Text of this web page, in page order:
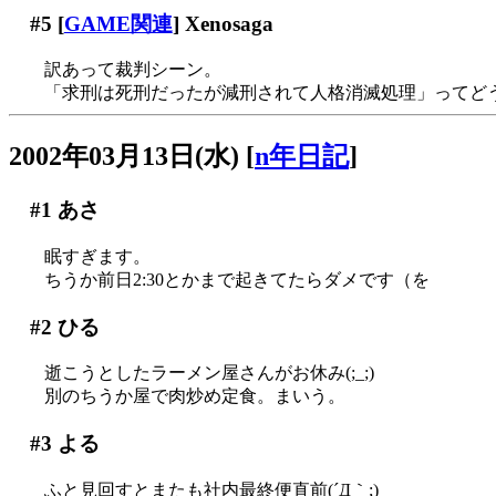
#5 [GAME関連] Xenosaga
訳あって裁判シーン。
「求刑は死刑だったが減刑されて人格消滅処理」ってど
2002年03月13日(水) [n年日記]
#1 あさ
眠すぎます。
ちうか前日2:30とかまで起きてたらダメです（を
#2 ひる
逝こうとしたラーメン屋さんがお休み(;_;)
別のちうか屋で肉炒め定食。まいう。
#3 よる
ふと見回すとまたも社内最終便直前(´Д｀;)